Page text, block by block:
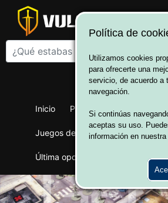
Inicio Productos Juegos de
Juegos de cartas
Última oportunidad Wargames
Política de
Utilizamos cookies
para ofrecerte una
servicio, de acuerdo a
navegación.
Si continúas
aceptas su uso.
información en nuestra